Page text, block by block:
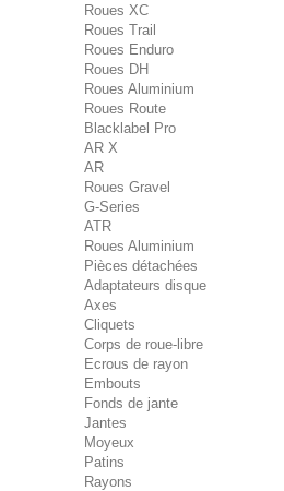
Roues XC
Roues Trail
Roues Enduro
Roues DH
Roues Aluminium
Roues Route
Blacklabel Pro
AR X
AR
Roues Gravel
G-Series
ATR
Roues Aluminium
Pièces détachées
Adaptateurs disque
Axes
Cliquets
Corps de roue-libre
Ecrous de rayon
Embouts
Fonds de jante
Jantes
Moyeux
Patins
Rayons